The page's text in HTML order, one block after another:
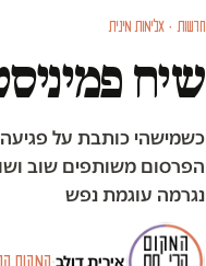
חדשות · אלימות מינית
שיח
כשמישהי כותבת על
הפרסום משותפים שוב
נגרמה עוגמת נפש
אירית דולב·